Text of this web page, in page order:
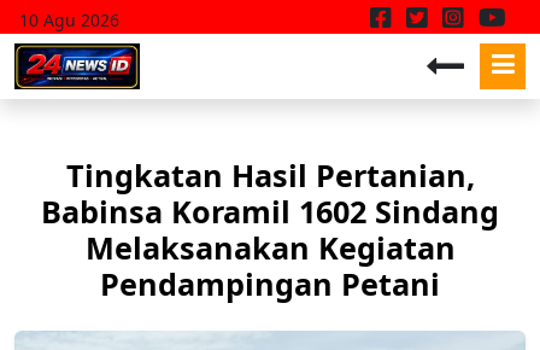
10 Agu 2026
Tingkatan Hasil Pertanian,
Babinsa Koramil 1602 Sindang
Melaksanakan Kegiatan
Pendampingan Petani